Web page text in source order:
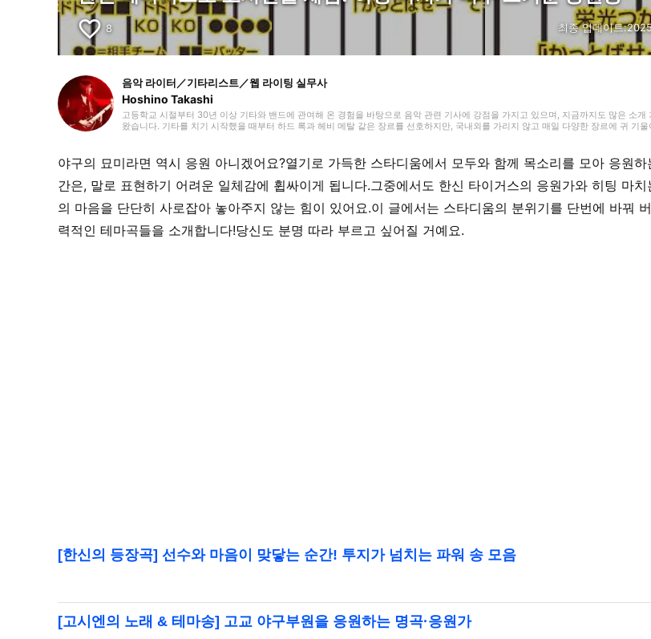
favorite_border 8 최종 업데이트:
음악 라이터／기타리스트／웹 라이팅 실무사
Hoshino Takashi
고등학교 시절부터 30년 이상 기타와 밴드에 관여해 온 경험을 바탕으로 음악 관련 기사에 강점을 가지고 있으며, 지금까지도 많은 소개
왔습니다. 기타를 치기 시작했을 때부터 하드 록과 헤비 메탈 같은 장르를 선호하지만, 국내외를 가리지 않고 매일 다양한 장르에 귀 기울
야구의 묘미라면 역시 응원 아니겠어요?열기로 가득한 스타디움에서 모두와 함께 목소리를 모아 응원하
간은, 말로 표현하기 어려운 일체감에 휩싸이게 됩니다.그중에서도 한신 타이거스의 응원가와 히팅 마치
의 마음을 단단히 사로잡아 놓아주지 않는 힘이 있어요.이 글에서는 스타디움의 분위기를 단번에 바꿔
력적인 테마곡들을 소개합니다!당신도 분명 따라 부르고 싶어질 거예요.
[한신의 등장곡] 선수와 마음이 맞닿는 순간! 투지가 넘치는 파워 송 모음
[고시엔의 노래 & 테마송] 고교 야구부원을 응원하는 명곡·응원가